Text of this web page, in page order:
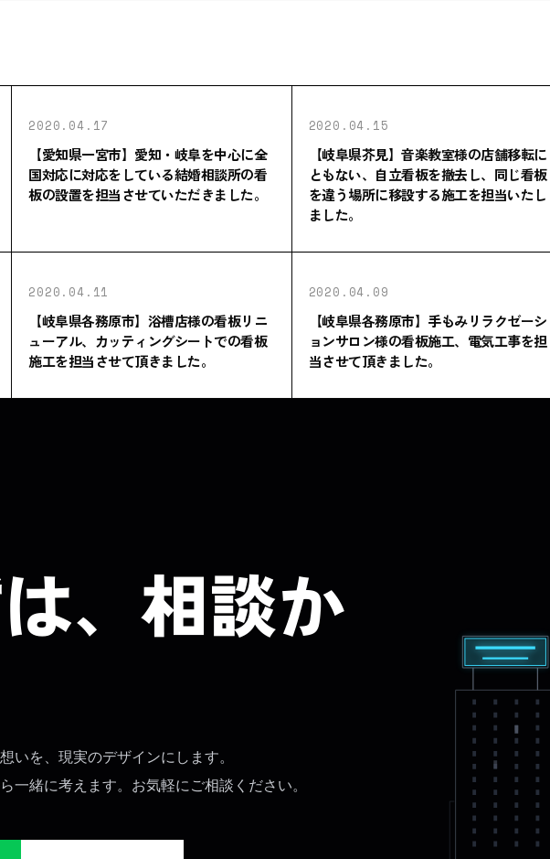
2020.04.17
【愛知県一宮市】愛知・岐阜を中心に全
国対応に対応をしている結婚相談所の看
板の設置を担当させていただきました。
2020.04.15
【岐阜県芥見】音楽教室様の店舗移転に
ともない、自立看板を撤去し、同じ看板
を違う場所に移設する施工を担当いたし
ました。
2020.04.11
【岐阜県各務原市】浴槽店様の看板リニ
ューアル、カッティングシートでの看板
施工を担当させて頂きました。
2020.04.09
【岐阜県各務原市】手もみリラクゼーシ
ョンサロン様の看板施工、電気工事を担
当させて頂きました。
、相談か
いを、現実のデザインにします。
一緒に考えます。お気軽にご相談ください。